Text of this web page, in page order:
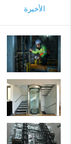
الأخيرة